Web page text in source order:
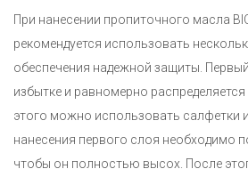
При нанесении пропиточного масла
рекомендуется использовать
обеспечения надежной защиты.
избытке и равномерно
этого можно использовать салфетки
нанесения первого слоя необходимо
чтобы он полностью высох. После